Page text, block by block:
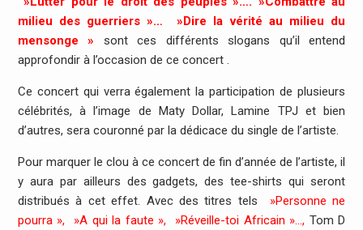
milieu des guerriers »… »Dire la vérité au milieu du
mensonge »
sont ces différents slogans qu’il entend
approfondir à l’occasion de ce concert .
Ce concert qui verra également la participation de plusieurs
célébrités, à l’image de Maty Dollar, Lamine TPJ et bien
d’autres, sera couronné par la dédicace du single de l’artiste.
Pour marquer le clou à ce concert de fin d’année de l’artiste, il
y aura par ailleurs des gadgets, des tee-shirts qui seront
distribués à cet effet. Avec des titres tels
»Personne ne
pourra », »A qui la faute », »Réveille-toi Africain »…, Tom D